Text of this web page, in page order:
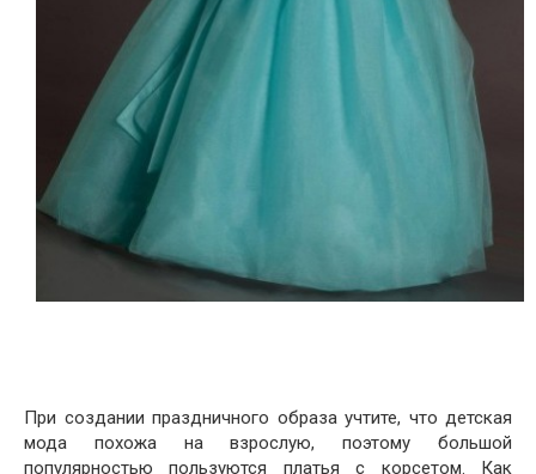
При создании праздничного образа учтите, что детская
мода похожа на взрослую, поэтому большой
популярностью пользуются платья с корсетом. Как